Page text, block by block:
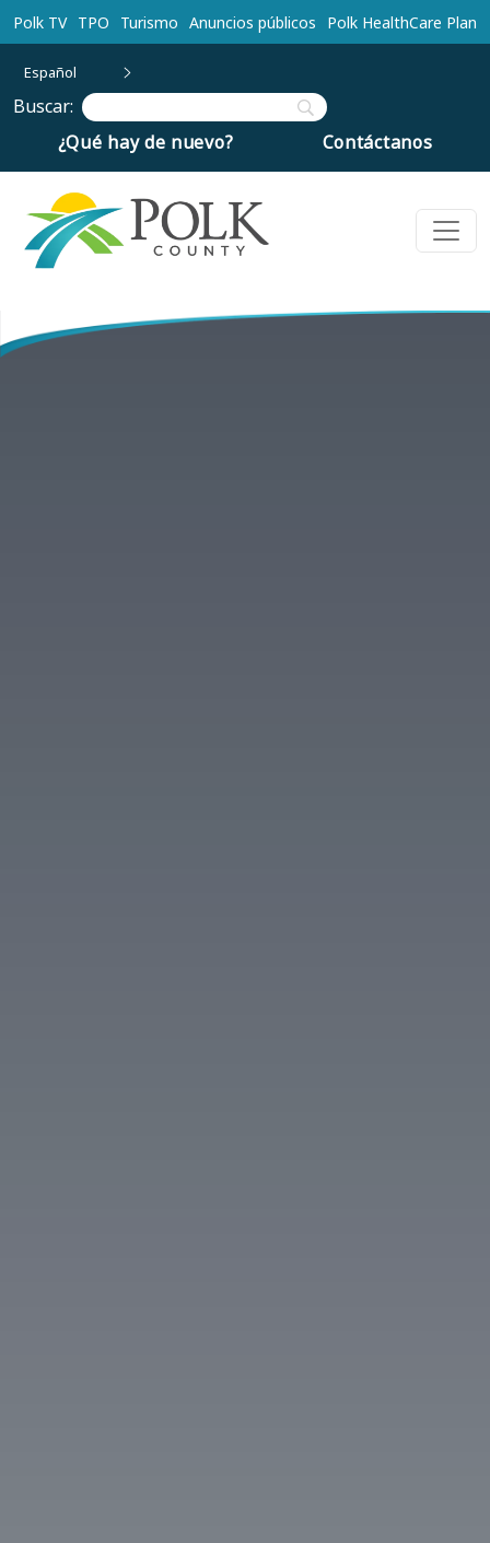
Ir al contenido principal
Polk TV TPO Turismo Anuncios públicos Polk HealthCare Plan
Español
Buscar:
¿Qué hay de nuevo?
Contáctanos